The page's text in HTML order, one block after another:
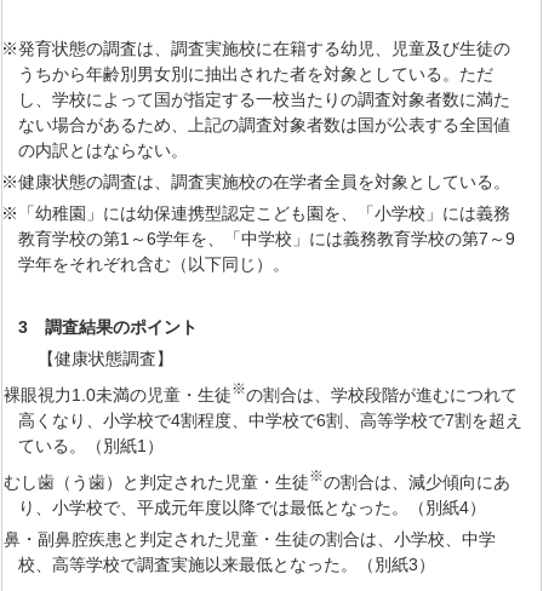
※発育状態の調査は、調査実施校に在籍する幼児、児童及び生徒の
うちから年齢別男女別に抽出された者を対象としている。ただ
し、学校によって国が指定する一校当たりの調査対象者数に満た
ない場合があるため、上記の調査対象者数は国が公表する全国値
の内訳とはならない。
※健康状態の調査は、調査実施校の在学者全員を対象としている。
※「幼稚園」には幼保連携型認定こども園を、「小学校」には義務
教育学校の第1～6学年を、「中学校」には義務教育学校の第7～9
学年をそれぞれ含む（以下同じ）。
3 調査結果のポイント
【健康状態調査】
裸眼視力1.0未満の児童・生徒※の割合は、学校段階が進むにつれて
高くなり、小学校で4割程度、中学校で6割、高等学校で7割を超え
ている。（別紙1）
し歯（う歯）と判定された児童・生徒※の割合は、減少傾向にあ
り、小学校で、平成元年度以降では最低となった。（別紙4）
鼻・副鼻腔疾患と判定された児童・生徒の割合は、小学校、中学
校、高等学校で調査実施以来最低となった。（別紙3）